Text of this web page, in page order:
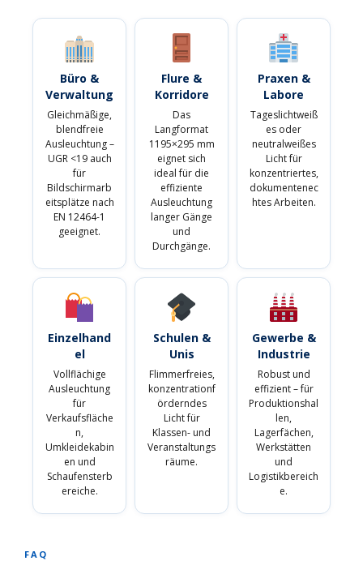
Büro &
Verwaltung
Gleichmäßige,
blendfreie
Ausleuchtung –
UGR <19 auch
für
Bildschirmarb
eitsplätze nach
EN 12464-1
geeignet.
Flure &
Korridore
Das
Langformat
1195×295 mm
eignet sich
ideal für die
effiziente
Ausleuchtung
langer Gänge
und
Durchgänge.
Praxen &
Labore
Tageslichtweiß
es oder
neutralweißes
Licht für
konzentriertes,
dokumentenec
htes Arbeiten.
Einzelhand
el
Vollflächige
Ausleuchtung
für
Verkaufsfläche
n,
Umkleidekabin
en und
Schaufensterb
ereiche.
Schulen &
Unis
Flimmerfreies,
konzentrationf
örderndes
Licht für
Klassen- und
Veranstaltungs
räume.
Gewerbe &
Industrie
Robust und
effizient – für
Produktionshal
len,
Lagerfächen,
Werkstätten
und
Logistikbereich
e.
FAQ